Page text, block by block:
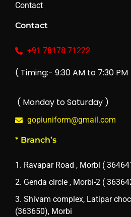
Contact
Contact
+91 78178 71222
( Timing:- 9:30 AM to 7:30
( Monday to Saturday )
gopiuniform@gmail.com
* Branch’s
1. Ravapar Road , Morbi (
2. Genda circle , Morbi-2 (
3. Shivam complex, Latipar
(363650), Morbi